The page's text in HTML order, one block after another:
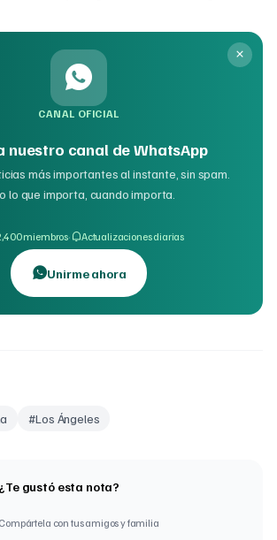
CANAL OFICIAL
nuestro canal de WhatsApp
más importantes al instante, sin spam.
lo que importa, cuando importa.
miembros· Actualizaciones diarias
Unirme ahora
#Los Ángeles
¿Te gustó esta nota?
Compártela con tus amigos y familia